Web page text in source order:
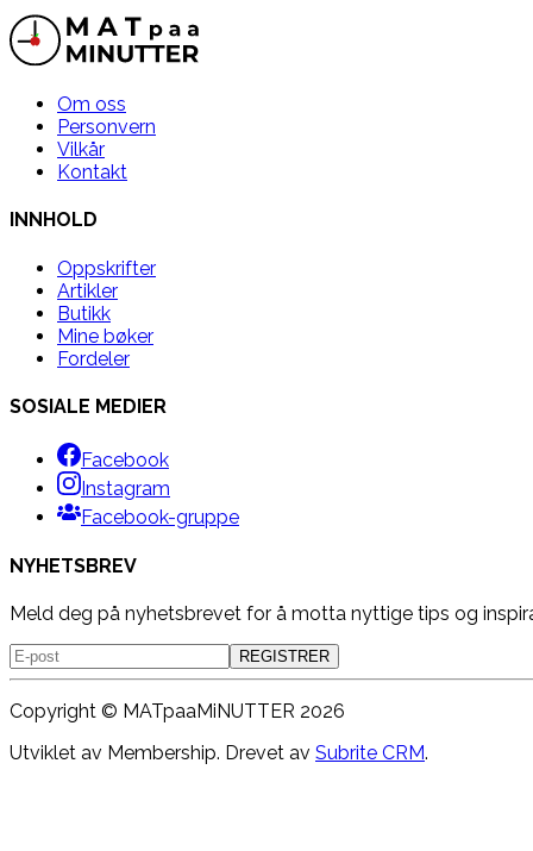
Om oss
Personvern
Vilkår
Kontakt
INNHOLD
Oppskrifter
Artikler
Butikk
Mine bøker
Fordeler
SOSIALE MEDIER
Facebook
Instagram
Facebook-gruppe
NYHETSBREV
Meld deg på nyhetsbrevet for å motta nyttige tips og
REGISTRER
Copyright © MATpaaMiNUTTER 2026
Utviklet av Membership. Drevet av Subrite CRM.